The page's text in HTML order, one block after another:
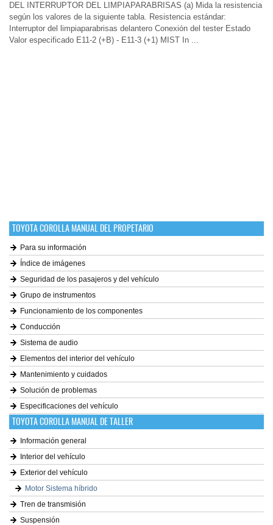
DEL INTERRUPTOR DEL LIMPIAPARABRISAS (a) Mida la resistencia
según los valores de la siguiente tabla. Resistencia estándar:
Interruptor del limpiaparabrisas delantero Conexión del tester Estado
Valor especificado E11-2 (+B) - E11-3 (+1) MIST In ...
TOYOTA COROLLA MANUAL DEL PROPETARIO
Para su información
Índice de imágenes
Seguridad de los pasajeros y del vehículo
Grupo de instrumentos
Funcionamiento de los componentes
Conducción
Sistema de audio
Elementos del interior del vehículo
Mantenimiento y cuidados
Solución de problemas
Especificaciones del vehículo
TOYOTA COROLLA MANUAL DE TALLER
Información general
Interior del vehículo
Exterior del vehículo
Motor Sistema híbrido
Tren de transmisión
Suspensión